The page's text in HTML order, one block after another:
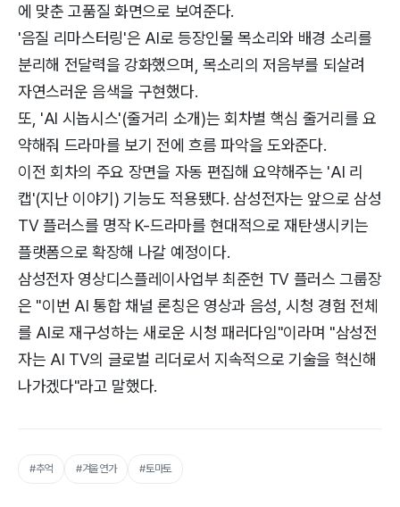
에 맞춘 고품질 화면으로 보여준다.
'음질 리마스터링'은 AI로 등장인물 목소리와 배경 소리를
분리해 전달력을 강화했으며, 목소리의 저음부를 되살려
자연스러운 음색을 구현했다.
또, 'AI 시놉시스'(줄거리 소개)는 회차별 핵심 줄거리를 요
약해줘 드라마를 보기 전에 흐름 파악을 도와준다.
이전 회차의 주요 장면을 자동 편집해 요약해주는 'AI 리
캡'(지난 이야기) 기능도 적용됐다. 삼성전자는 앞으로 삼성
TV 플러스를 명작 K-드라마를 현대적으로 재탄생시키는
플랫폼으로 확장해 나갈 예정이다.
삼성전자 영상디스플레이사업부 최준헌 TV 플러스 그룹장
은 "이번 AI 통합 채널 론칭은 영상과 음성, 시청 경험 전체
를 AI로 재구성하는 새로운 시청 패러다임"이라며 "삼성전
자는 AI TV의 글로벌 리더로서 지속적으로 기술을 혁신해
나가겠다"라고 말했다.
#추억 #겨울연가 #토마토